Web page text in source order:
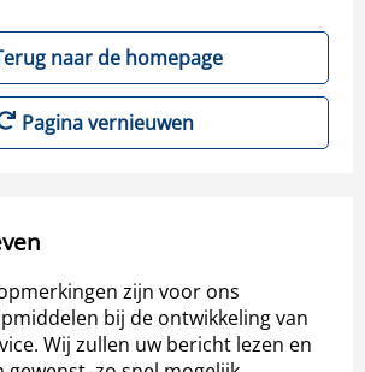
naar de homepage
Pagina vernieuwen
zijn voor ons
bij de ontwikkeling van
Wij zullen uw bericht lezen en